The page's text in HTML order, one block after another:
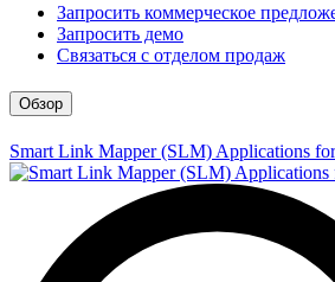
Запросить коммерческое
Запросить демо
Связаться с отделом продаж
Обзор
Smart Link Mapper (SLM) Applications